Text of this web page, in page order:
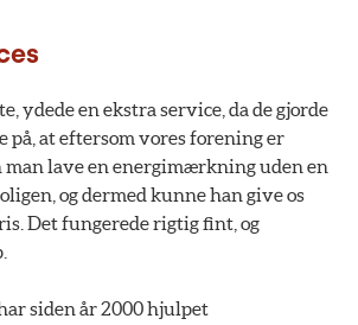
ydede en ekstra service, da de gjorde
på, at eftersom vores forening er
man lave en energimærkning uden en
og dermed kunne han give os
Det fungerede rigtig fint, og
siden år 2000 hjulpet